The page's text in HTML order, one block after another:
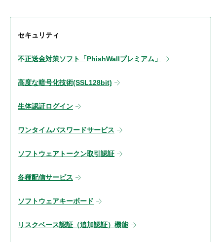
セキュリティ
不正送金対策ソフト「PhishWallプレミアム」
高度な暗号化技術(SSL128bit)
生体認証ログイン
ワンタイムパスワードサービス
ソフトウェアトークン取引認証
各種配信サービス
ソフトウェアキーボード
リスクベース認証（追加認証）機能